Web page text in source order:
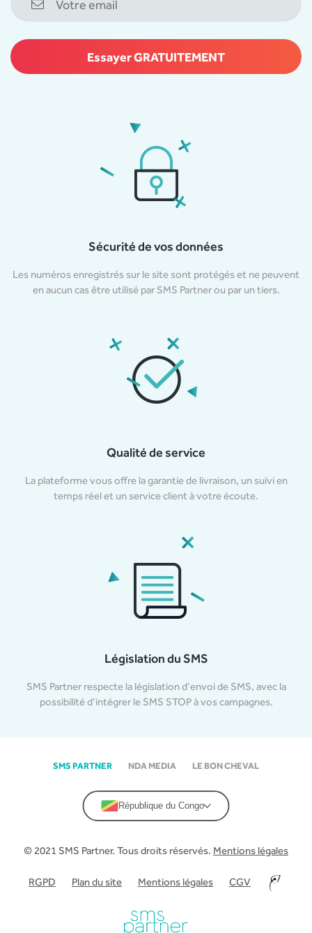
Sécurité de vos données
Les numéros enregistrés sur le site sont protégés et ne peuvent
en aucun cas être utilisé par SMS Partner ou par un tiers.
Qualité de service
La plateforme vous offre la garantie de livraison, un suivi en
temps réel et un service client à votre écoute.
Législation du SMS
SMS Partner respecte la législation d’envoi de SMS, avec la
possibilité d’intégrer le SMS STOP à vos campagnes.
SMS PARTNER NDA MEDIA LE BON CHEVAL
République du Congo
© 2021 SMS Partner. Tous droits réservés. Mentions légales
RGPD Plan du site Mentions légales CGV –